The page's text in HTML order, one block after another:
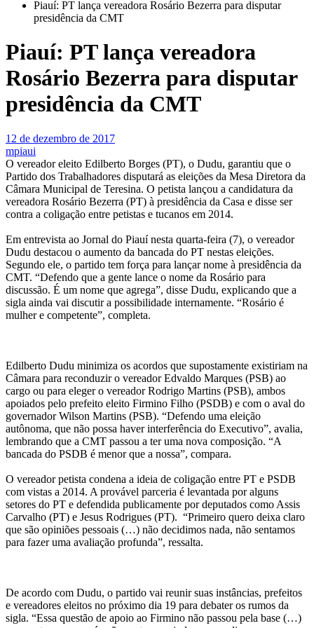
Piauí: PT lança vereadora Rosário Bezerra para disputar
presidência da CMT
Piauí: PT lança vereadora
Rosário Bezerra para disputar
presidência da CMT
12 de dezembro de 2017
mpiaui
O vereador eleito Edilberto Borges (PT), o Dudu, garantiu que o
Partido dos Trabalhadores disputará as eleições da Mesa Diretora da
Câmara Municipal de Teresina. O petista lançou a candidatura da
vereadora Rosário Bezerra (PT) à presidência da Casa e disse ser
contra a coligação entre petistas e tucanos em 2014.
Em entrevista ao Jornal do Piauí nesta quarta-feira (7), o vereador
Dudu destacou o aumento da bancada do PT nestas eleições.
Segundo ele, o partido tem força para lançar nome à presidência da
CMT. “Defendo que a gente lance o nome da Rosário para
discussão. É um nome que agrega”, disse Dudu, explicando que a
sigla ainda vai discutir a possibilidade internamente. “Rosário é
mulher e competente”, completa.
Edilberto Dudu minimiza os acordos que supostamente existiriam na
Câmara para reconduzir o vereador Edvaldo Marques (PSB) ao
cargo ou para eleger o vereador Rodrigo Martins (PSB), ambos
apoiados pelo prefeito eleito Firmino Filho (PSDB) e com o aval do
governador Wilson Martins (PSB). “Defendo uma eleição
autônoma, que não possa haver interferência do Executivo”, avalia,
lembrando que a CMT passou a ter uma nova composição. “A
bancada do PSDB é menor que a nossa”, compara.
O vereador petista condena a ideia de coligação entre PT e PSDB
com vistas a 2014. A provável parceria é levantada por alguns
setores do PT e defendida publicamente por deputados como Assis
Carvalho (PT) e Jesus Rodrigues (PT). “Primeiro quero deixa claro
que são opiniões pessoais (…) não decidimos nada, não sentamos
para fazer uma avaliação profunda”, ressalta.
De acordo com Dudu, o partido vai reunir suas instâncias, prefeitos
e vereadores eleitos no próximo dia 19 para debater os rumos da
sigla. “Essa questão de apoio ao Firmino não passou pela base (…)